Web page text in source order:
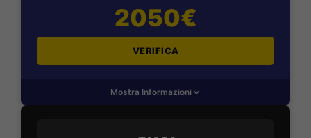
2050€
VERIFICA
Mostra Informazioni